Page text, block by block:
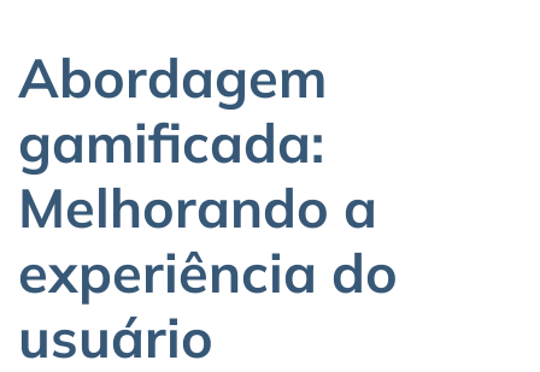
Abordagem
gamificada:
Melhorando a
experiência do
usuário